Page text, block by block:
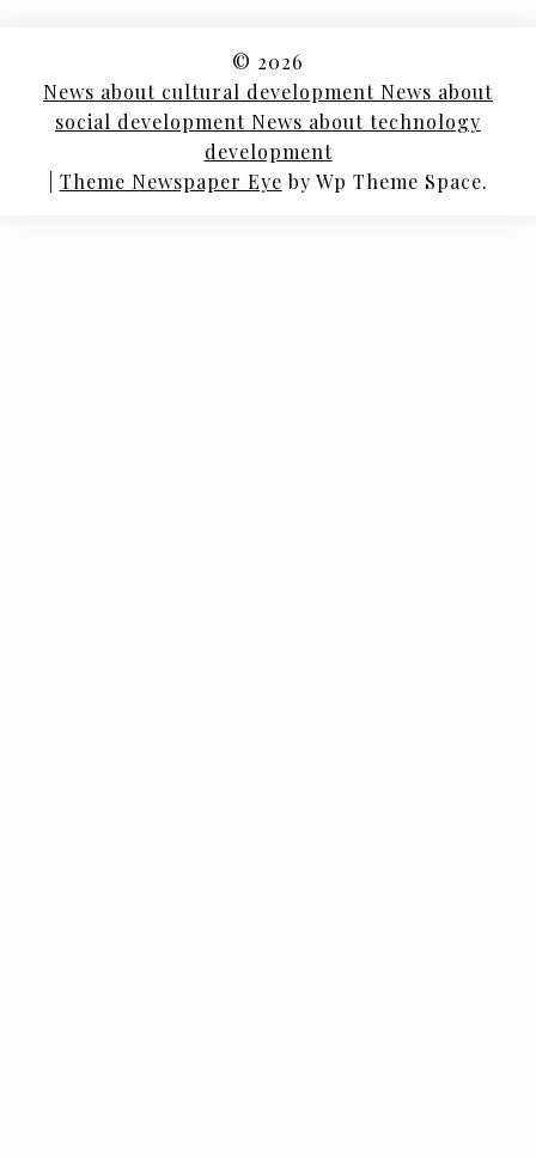
© 2026
News about cultural development News about
social development News about technology
development
Theme Newspaper Eye by Wp Theme Space.